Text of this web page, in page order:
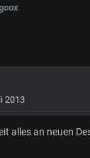
2013
alles an neuen